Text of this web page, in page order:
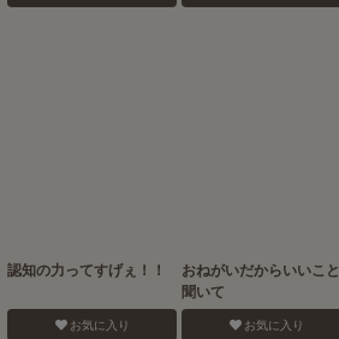
認知の力ってすげぇ！！
お気に入り
おねがいだからいいこと
聞いて
お気に入り